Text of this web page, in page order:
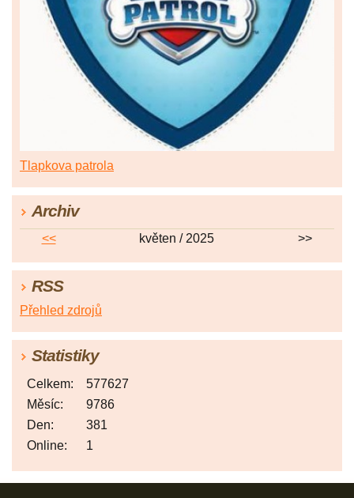
Tlapkova patrola
Archiv
<< květen / 2025 >>
RSS
Přehled zdrojů
Statistiky
Online: 1
Celkem:
577627
Měsíc:
9786
Den:
381